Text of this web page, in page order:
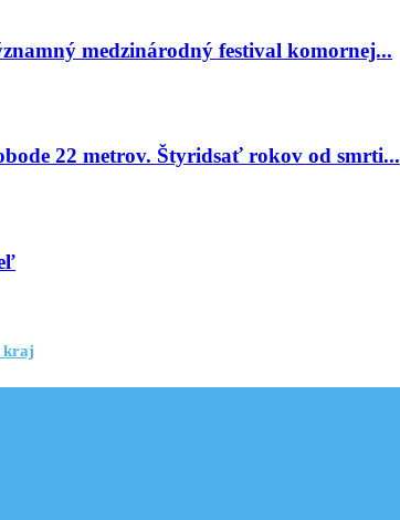
medzinárodný festival komornej...
22 metrov. Štyridsať rokov od smrti...